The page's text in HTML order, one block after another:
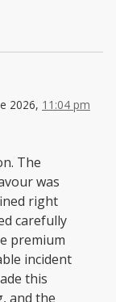
2026, 11:04 pm
The
was
right
carefully
premium
incident
this
and the